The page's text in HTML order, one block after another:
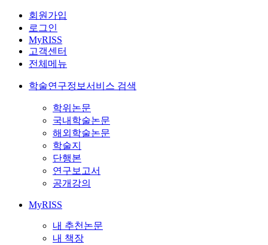
회원가입
로그인
MyRISS
고객센터
전체메뉴
학술연구정보서비스 검색
학위논문
국내학술논문
해외학술논문
학술지
단행본
연구보고서
공개강의
MyRISS
내 추천논문
내 책장